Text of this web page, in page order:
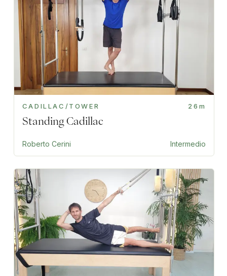
CADILLAC/TOWER 26m
Standing Cadillac
Roberto Cerini Intermedio